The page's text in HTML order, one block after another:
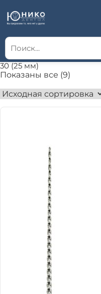
30 (25 мм)
Показаны все (9)